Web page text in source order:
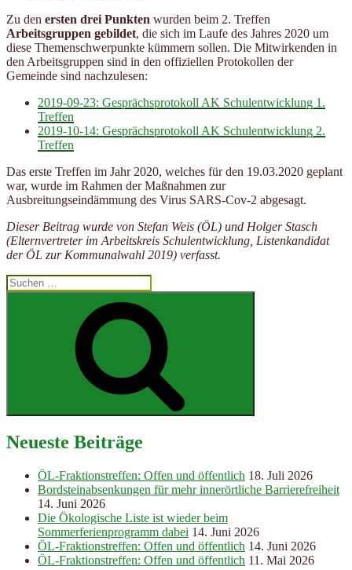
Zu den ersten drei Punkten wurden beim 2. Treffen
Arbeitsgruppen gebildet, die sich im Laufe des Jahres 2020 um
diese Themenschwerpunkte kümmern sollen. Die Mitwirkenden in
den Arbeitsgruppen sind in den offiziellen Protokollen der
Gemeinde sind nachzulesen:
2019-09-23: Gesprächsprotokoll AK Schulentwicklung 1.
Treffen
2019-10-14: Gesprächsprotokoll AK Schulentwicklung 2.
Treffen
Das erste Treffen im Jahr 2020, welches für den 19.03.2020 geplant
war, wurde im Rahmen der Maßnahmen zur
Ausbreitungseindämmung des Virus SARS-Cov-2 abgesagt.
Dieser Beitrag wurde von Stefan Weis (ÖL) und Holger Stasch
(Elternvertreter im Arbeitskreis Schulentwicklung, Listenkandidat
der ÖL zur Kommunalwahl 2019) verfasst.
Suchen
nach:
Neueste Beiträge
ÖL-Fraktionstreffen: Offen und öffentlich 18. Juli 2026
Bordsteinabsenkungen für mehr innerörtliche Barrierefreiheit
14. Juni 2026
Die Ökologische Liste ist wieder beim
Sommerferienprogramm dabei 14. Juni 2026
ÖL-Fraktionstreffen: Offen und öffentlich 14. Juni 2026
ÖL-Fraktionstreffen: Offen und öffentlich 11. Mai 2026